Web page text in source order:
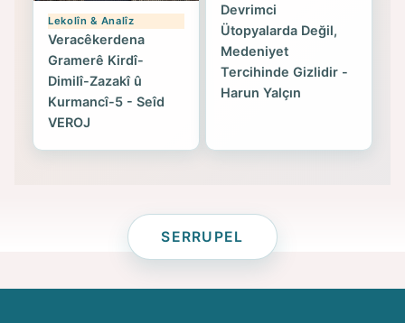
Lekolîn & Analîz
Veracêkerdena
Gramerê Kirdî-
Dimilî-Zazakî û
Kurmancî-5 - Seîd
VEROJ
Devrimci
Ütopyalarda Değil,
Medeniyet
Tercihinde Gizlidir -
Harun Yalçın
SERRUPEL